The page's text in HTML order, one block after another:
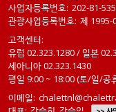
사업자등록번호: 202-81-
관광사업등록번호: 제 1995-
고객센터:
유럽 02.323.1280 / 일본
세아니아 02.323.1430
평일 9:00 ~ 18:00 (토/일/공
이메일: